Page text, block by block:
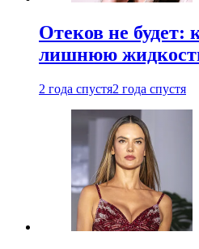
Отеков не будет:
лишнюю
2 года спустя2 года спустя